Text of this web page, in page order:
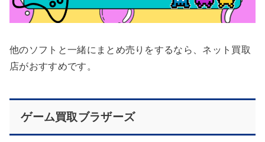
他のソフトと一緒にまとめ売りをするなら、ネット買取
店がおすすめです。
ゲーム買取ブラザーズ